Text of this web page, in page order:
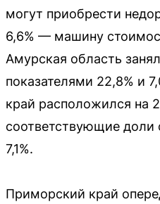
могут приобрести
6,6% — машину
Амурская область
показателями 22,8% и
край расположился на
соответствующие доли
7,1%.
Приморский край